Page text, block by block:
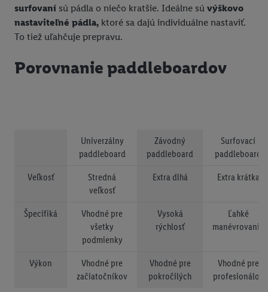
surfovaní sú pádla o niečo kratšie. Ideálne sú výškovo
nastaviteľné pádla, ktoré sa dajú individuálne nastaviť.
To tiež uľahčuje prepravu.
Porovnanie paddleboardov
Univerzálny
paddleboard
Závodný
paddleboard
Surfovací
paddleboard
Veľkosť
Stredná
veľkosť
Extra dlhá Extra krátka
Špecifiká
Vhodné pre
všetky
podmienky
Vysoká
rýchlosť
Ľahké
manévrovanie
Výkon
Vhodné pre
začiatočníkov
Vhodné pre
pokročilých
Vhodné pre
profesionálov